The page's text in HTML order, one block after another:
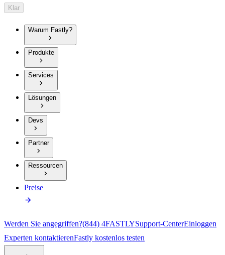
Klar
Warum Fastly?
Produkte
Services
Lösungen
Devs
Partner
Ressourcen
Preise
Werden Sie angegriffen?(844) 4FASTLYSupport-CenterEinloggen
Experten kontaktierenFastly kostenlos testen